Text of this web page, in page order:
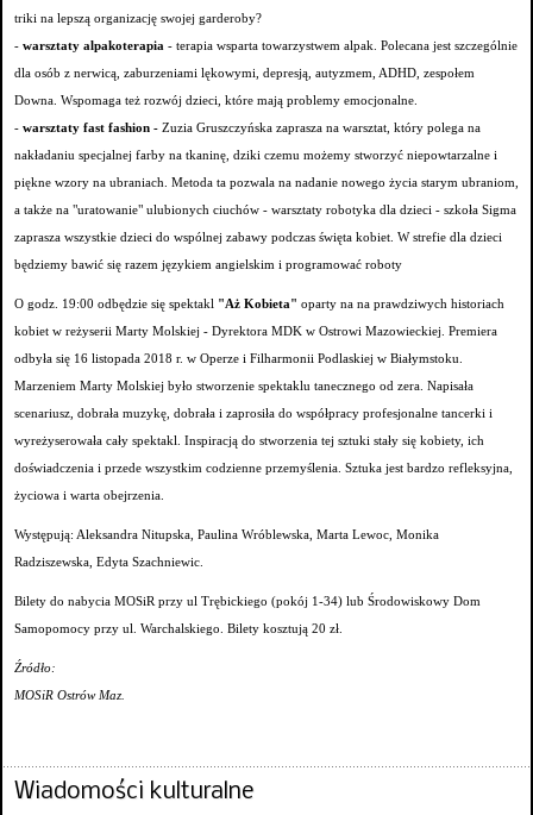
triki na lepszą organizację swojej garderoby?
- warsztaty alpakoterapia - terapia wsparta towarzystwem alpak. Polecana jest szczególnie
dla osób z nerwicą, zaburzeniami lękowymi, depresją, autyzmem, ADHD, zespołem
Downa. Wspomaga też rozwój dzieci, które mają problemy emocjonalne.
- warsztaty fast fashion - Zuzia Gruszczyńska zaprasza na warsztat, który polega na
nakładaniu specjalnej farby na tkaninę, dziki czemu możemy stworzyć niepowtarzalne i
piękne wzory na ubraniach. Metoda ta pozwala na nadanie nowego życia starym ubraniom,
a także na "uratowanie" ulubionych ciuchów - warsztaty robotyka dla dzieci - szkoła Sigma
zaprasza wszystkie dzieci do wspólnej zabawy podczas święta kobiet. W strefie dla dzieci
będziemy bawić się razem językiem angielskim i programować roboty
O godz. 19:00 odbędzie się spektakl "Aż Kobieta" oparty na na prawdziwych historiach
kobiet w reżyserii Marty Molskiej - Dyrektora MDK w Ostrowi Mazowieckiej. Premiera
odbyła się 16 listopada 2018 r. w Operze i Filharmonii Podlaskiej w Białymstoku.
Marzeniem Marty Molskiej było stworzenie spektaklu tanecznego od zera. Napisała
scenariusz, dobrała muzykę, dobrała i zaprosiła do współpracy profesjonalne tancerki i
wyreżyserowała cały spektakl. Inspiracją do stworzenia tej sztuki stały się kobiety, ich
doświadczenia i przede wszystkim codzienne przemyślenia. Sztuka jest bardzo refleksyjna,
życiowa i warta obejrzenia.
Występują: Aleksandra Nitupska, Paulina Wróblewska, Marta Lewoc, Monika
Radziszewska, Edyta Szachniewic.
Bilety do nabycia MOSiR przy ul Trębickiego (pokój 1-34) lub Środowiskowy Dom
Samopomocy przy ul. Warchalskiego. Bilety kosztują 20 zł.
Źródło:
MOSiR Ostrów Maz.
Wiadomości kulturalne